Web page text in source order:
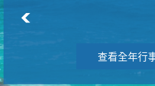
查看全年行